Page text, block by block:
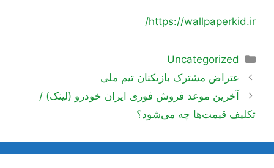
https://wallpaperkid.ir/
دسته‌ها
Uncategorized
ناوبری
نوشته‌ها
عتراض مشترک بازیکنان تیم ملی
آخرین موعد فروش فوری ایران خودرو (لینک) /
تکلیف قیمت‌ها چه می‌شود؟